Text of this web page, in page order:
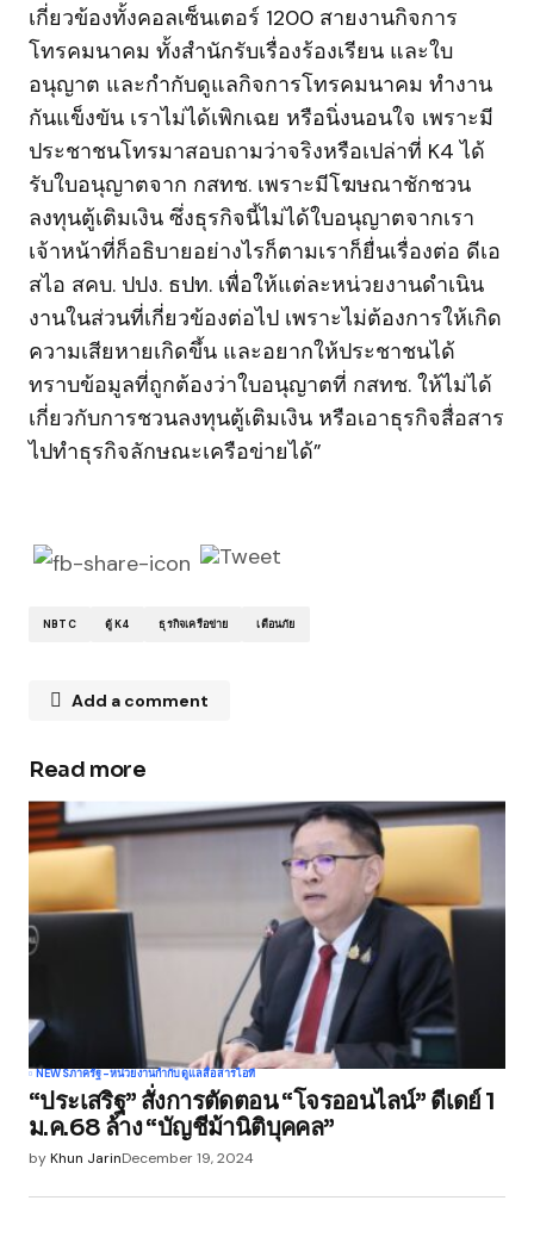
เกี่ยวข้องทั้งคอลเซ็นเตอร์ 1200 สายงานกิจการ
โทรคมนาคม ทั้งสำนักรับเรื่องร้องเรียน และใบ
อนุญาต และกำกับดูแลกิจการโทรคมนาคม ทำงาน
กันแข็งขัน เราไม่ได้เพิกเฉย หรือนิ่งนอนใจ เพราะมี
ประชาชนโทรมาสอบถามว่าจริงหรือเปล่าที่ K4 ได้
รับใบอนุญาตจาก กสทช. เพราะมีโฆษณาชักชวน
ลงทุนตู้เติมเงิน ซึ่งธุรกิจนี้ไม่ได้ใบอนุญาตจากเรา
เจ้าหน้าที่ก็อธิบายอย่างไรก็ตามเราก็ยื่นเรื่องต่อ ดีเอ
สไอ สคบ. ปปง. ธปท. เพื่อให้แต่ละหน่วยงานดำเนิน
งานในส่วนที่เกี่ยวข้องต่อไป เพราะไม่ต้องการให้เกิด
ความเสียหายเกิดขึ้น และอยากให้ประชาชนได้
ทราบข้อมูลที่ถูกต้องว่าใบอนุญาตที่ กสทช. ให้ไม่ได้
เกี่ยวกับการชวนลงทุนตู้เติมเงิน หรือเอาธุรกิจสื่อสาร
ไปทำธุรกิจลักษณะเครือข่ายได้”
NBTC ตู้ K4 ธุรกิจเครือข่าย เตือนภัย
Add a comment
Your email address will not be published.
Required fields are marked*
Comment
Your Name
Your E-mail*
browser for the next time I comment.
Read more
NEWSภาครัฐ-หน่วยงานกำกับดูแลสื่อสารไอที
“ประเสริฐ” สั่งการตัดตอน “โจรออนไลน์” ดีเดย์ 1
ม.ค.68 ล้าง “บัญชีม้านิติบุคคล”
byKhun JarinDecember 19, 2024